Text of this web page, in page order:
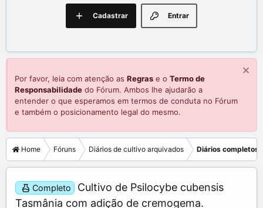
Entrar
Cadastrar
Por favor, leia com atenção as Regras e o Termo de
Responsabilidade do Fórum. Ambos lhe ajudarão a
entender o que esperamos em termos de conduta no Fórum
e também o posicionamento legal do mesmo.
Home Fóruns Diários de cultivo arquivados Diários completos
Completo
Cultivo de Psilocybe cubensis
Tasmânia com adição de cremogema.